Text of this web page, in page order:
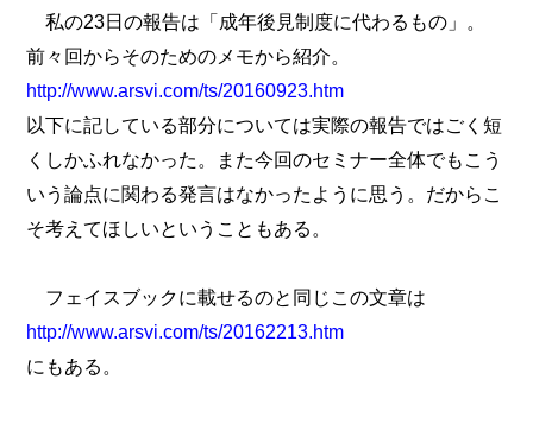
私の23日の報告は「成年後見制度に代わるもの」。
前々回からそのためのメモから紹介。
http://www.arsvi.com/ts/20160923.htm
以下に記している部分については実際の報告ではごく短
くしかふれなかった。また今回のセミナー全体でもこう
いう論点に関わる発言はなかったように思う。だからこ
そ考えてほしいということもある。
フェイスブックに載せるのと同じこの文章は
http://www.arsvi.com/ts/20162213.htm
にもある。